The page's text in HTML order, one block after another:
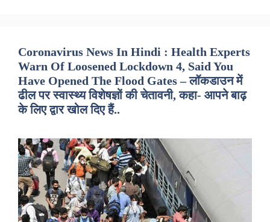
Coronavirus News In Hindi : Health Experts
Warn Of Loosened Lockdown 4, Said You
Have Opened The Flood Gates – लॉकडाउन में
ढील पर स्वास्थ्य विशेषज्ञों की चेतावनी, कहा- आपने बाढ़
के लिए द्वार खोल दिए हैं..